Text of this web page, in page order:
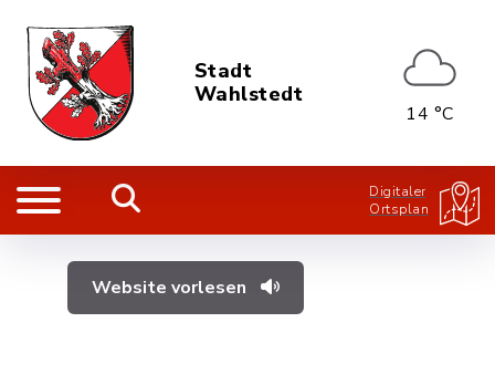
Stadt
Wahlstedt
14 °C
Digitaler
Ortsplan
Website vorlesen